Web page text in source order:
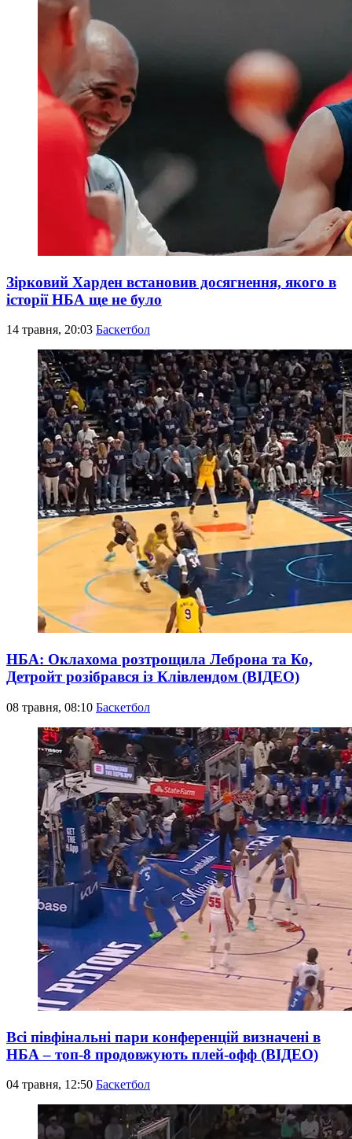
Зірковий Харден встановив досягнення, якого в
історії НБА ще не було
14 травня, 20:03 Баскетбол
НБА: Оклахома розтрощила Леброна та Ко,
Детройт розібрався із Клівлендом (ВІДЕО)
08 травня, 08:10 Баскетбол
Всі півфінальні пари конференцій визначені в
НБА – топ-8 продовжують плей-офф (ВІДЕО)
04 травня, 12:50 Баскетбол